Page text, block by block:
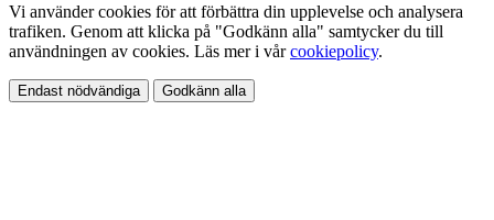
Vi använder cookies för att förbättra din upplevelse och analysera
trafiken. Genom att klicka på "Godkänn alla" samtycker du till
användningen av cookies. Läs mer i vårcookiepolicy.
Endast nödvändiga Godkänn alla